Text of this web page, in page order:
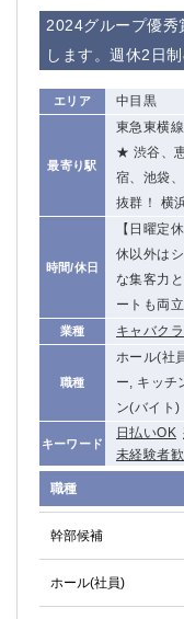
2024グループ優秀
します。週休2日
エリア 中目黒
最寄り駅
東急東横
★ 渋谷、
宿、池袋
抜群！ 横
時間/休日
【日曜定
休以外は
な集客力
ートも両
業種 キャバクラ
職種
ホール(社
ー, キッチ
ン(バイト)
キーワード
日払いOK
未経験者
職種
幹部候補
ホール(社員)
川崎
藤沢
武蔵小杉
関内・馬車道・日
元住吉
厚木
埼玉県
大宮
獨協大学前＜草加
春日部
蕨
千葉県